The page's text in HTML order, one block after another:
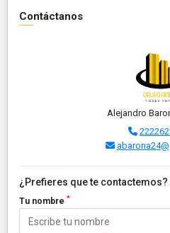
Contáctanos
Alejandro
¿Prefieres que te contactemos?
Tu nombre *